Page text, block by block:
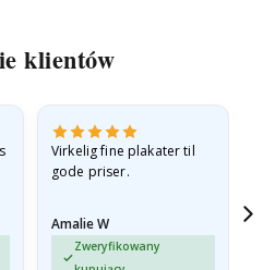
klientów
Virkelig fine plakater til
gode priser.
Amalie W
Zweryfikowany